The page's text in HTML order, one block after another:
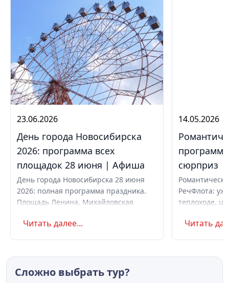
23.06.2026
День города Новосибирска
2026: программа всех
площадок 28 июня | Афиша
День города Новосибирска 28 июня
2026: полная программа праздника.
Площадь Ленина, Михайловская
концерт с Айвазовским Оркестром и
Читать далее...
14.05.2026
сюрприз
РечФлота:
теплоходе,
Читать
Сложно выбрать тур?